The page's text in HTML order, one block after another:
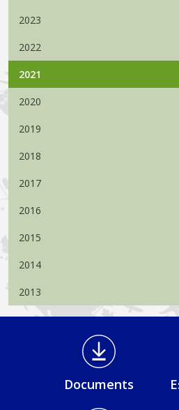
2023
2022
2021
2020
2019
2018
2017
2016
2015
2014
2013
Médiathèque Footer
Documents